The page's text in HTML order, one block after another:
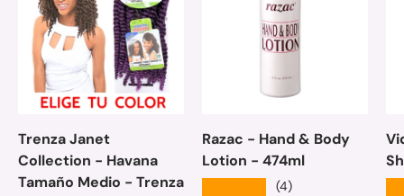
Trenza Janet
Collection - Havana
Tamaño Medio - Trenza
Razac - Hand & Body
Lotion - 474ml
(4)